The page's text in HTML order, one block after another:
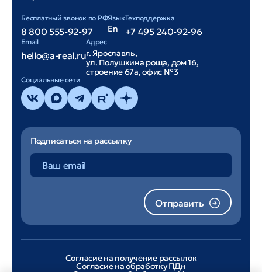
Бесплатный звонок по РФ
8 800 555-92-97
Язык
En
Техподдержка
+7 495 240-92-96
Email
hello@a-real.ru
Адрес
г. Ярославль,
ул. Полушкина роща, дом 16,
строение 67а, офис №3
Cоциальные сети
Подписаться на рассылку
Отправить
Согласие на получение рассылок
Согласие на обработку ПДн